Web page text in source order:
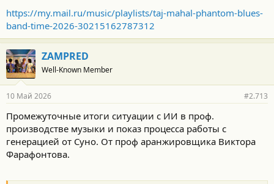
https://my.mail.ru/music/playlists/taj-mahal-phantom-blues-
band-time-2026-30215162787312
ZAMPRED
Well-Known Member
10 Май 2026 #2.713
Промежуточные итоги ситуации с ИИ в проф.
производстве музыки и показ процесса работы с
генерацией от Суно. От проф аранжировщика Виктора
Фарафонтова.